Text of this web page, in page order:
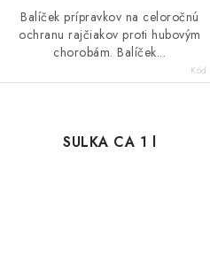
Balíček prípravkov na celoročnú
ochranu rajčiakov proti hubovým
chorobám. Balíček...
Kód:
SULKA CA 1 l